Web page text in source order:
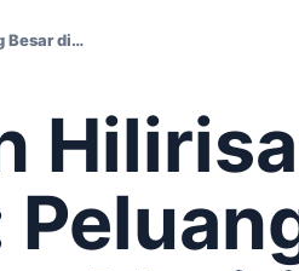
Besar di…